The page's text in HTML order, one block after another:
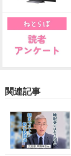
関連記事